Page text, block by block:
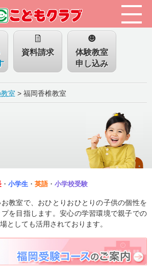
資料請求
体験教室
申し込み
室 > 福岡香椎教室
・ 小学生 ・ 英語・ 小学校受験
教室で、おひとりおひとりの子供の個性を
を目指します。安心の学習環境で親子での
としても活用されております。